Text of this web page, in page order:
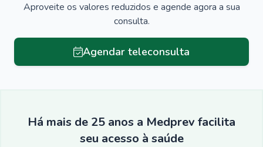
Aproveite os valores reduzidos e agende agora a sua
consulta.
Agendar teleconsulta
Há mais de 25 anos a Medprev facilita
seu acesso à saúde